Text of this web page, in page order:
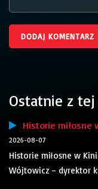
Ostatnie z tej
Historie miłosne
2026-08-07
Historie miłosne w
Wójtowicz – dyrektor